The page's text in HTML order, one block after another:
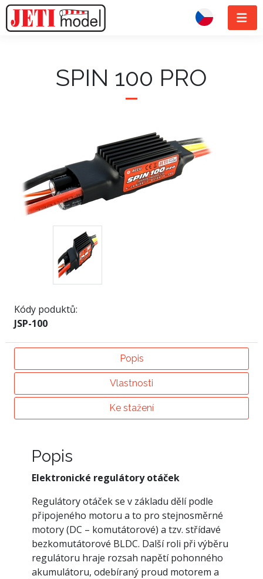
SPIN 100 PRO
Kódy poduktů:
JSP-100
Popis
Vlastnosti
Ke stažení
Popis
Elektronické regulátory otáček
Regulátory otáček se v základu dělí podle
připojeného motoru a to pro stejnosměrné
motory (DC – komutátorové) a tzv. střídavé
bezkomutátorové BLDC. Další roli při výběru
regulátoru hraje rozsah napětí pohonného
akumulátoru, odebíraný proud motorem a